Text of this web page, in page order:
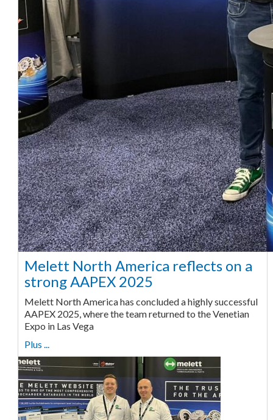
Melett North America reflects on a
strong AAPEX 2025
Melett North America has concluded a highly successful
AAPEX 2025, where the team returned to the Venetian
Expo in Las Vega
Plus ...